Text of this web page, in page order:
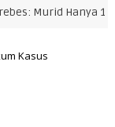
Hanya 11
Kasus